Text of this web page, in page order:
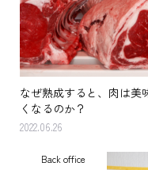
なぜ熟成すると、肉は美
くなるのか？
2022.06.26
Back office